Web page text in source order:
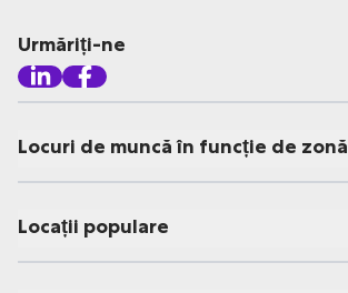
Urmăriți-ne
Locuri de muncă în funcție de zonă
Locații populare